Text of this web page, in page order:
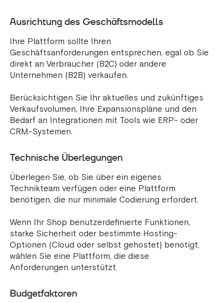
Ausrichtung des Geschäftsmodells
Ihre Plattform sollte Ihren
Geschäftsanforderungen entsprechen, egal ob Sie
direkt an Verbraucher (B2C) oder andere
Unternehmen (B2B) verkaufen.
Berücksichtigen Sie Ihr aktuelles und zukünftiges
Verkaufsvolumen, Ihre Expansionspläne und den
Bedarf an Integrationen mit Tools wie ERP- oder
CRM-Systemen.
Technische Überlegungen
Überlegen Sie, ob Sie über ein eigenes
Technikteam verfügen oder eine Plattform
benötigen, die nur minimale Codierung erfordert.
Wenn Ihr Shop benutzerdefinierte Funktionen,
starke Sicherheit oder bestimmte Hosting-
Optionen (Cloud oder selbst gehostet) benötigt,
wählen Sie eine Plattform, die diese
Anforderungen unterstützt.
Budgetfaktoren